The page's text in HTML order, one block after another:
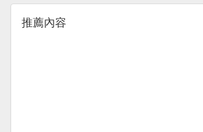
推薦內容